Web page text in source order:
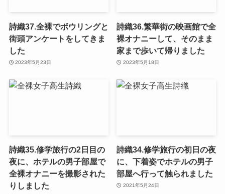
詩織37.全裸でボウリングと
街頭アンケートをしてきま
した
2023年5月23日
詩織36.繁華街の映画館で全
裸オナニーして、そのまま
家まで歩いて帰りました
2023年5月18日
詩織35.修学旅行の2日目の
夜に、ホテルの男子部屋で
全裸オナニーを撮影された
りしました
詩織34.修学旅行の初日の夜
に、下着姿でホテルの男子
部屋へ行って触られました
2021年5月24日